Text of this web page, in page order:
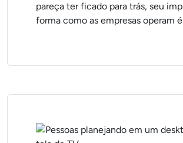
pareça ter ficado para trás, seu
forma como as empresas operam é